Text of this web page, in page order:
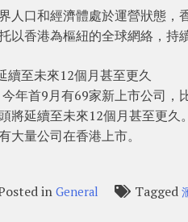
人口和經濟體處於運營狀態
以香港為樞紐的全球網絡，持
續至未來12個月甚至更久
年首9月有69家新上市公司
將延續至未來12個月甚至更
大量公司在香港上市。
inGeneral Tagged